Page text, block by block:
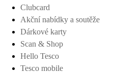
Clubcard
Akční nabídky a soutěže
Dárkové karty
Scan & Shop
Hello Tesco
Tesco mobile